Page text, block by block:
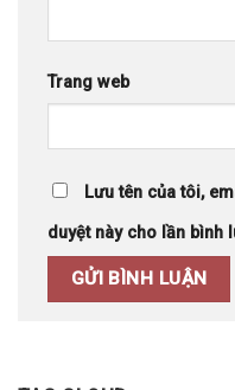
Trang web
Lưu tên của tôi,
duyệt này cho lần bình